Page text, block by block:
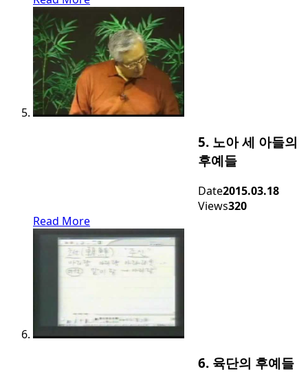
5. 노아 세 아들의
후예들
Date2015.03.18
Views320
Read More
6. 육단의 후예들